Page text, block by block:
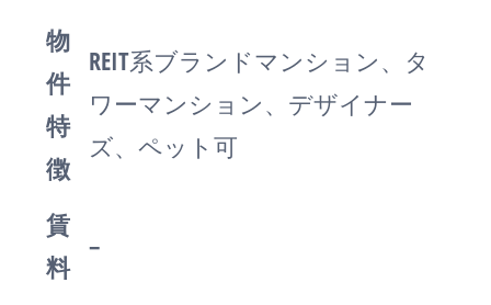
物
件
特
徴
REIT系ブランドマンション、タ
ワーマンション、デザイナー
ズ、ペット可
賃
料
–